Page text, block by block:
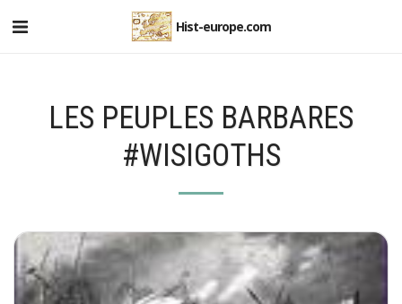
Hist-europe.com
LES PEUPLES BARBARES
#WISIGOTHS